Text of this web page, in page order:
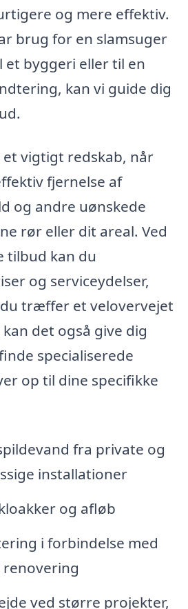
og mere effektiv.
brug for en slamsuger
byggeri eller til en
kan vi guide dig
et vigtigt redskab, når
fjernelse af
og andre uønskede
rør eller dit areal. Ved
tilbud kan du
og serviceydelser,
træffer et velovervejet
det også give dig
specialiserede
op til dine specifikke
fra private og
installationer
og afløb
i forbindelse med
ved større projekter,